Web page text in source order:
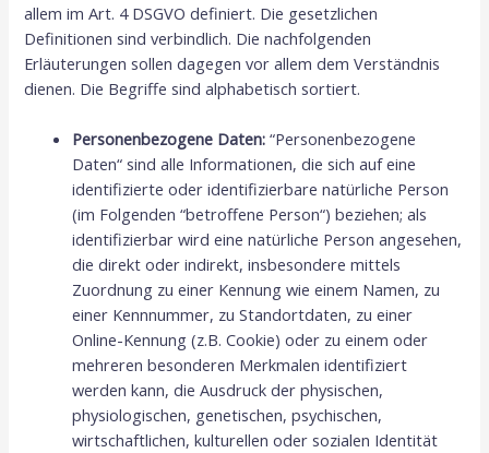
allem im Art. 4 DSGVO definiert. Die gesetzlichen
Definitionen sind verbindlich. Die nachfolgenden
Erläuterungen sollen dagegen vor allem dem Verständnis
dienen. Die Begriffe sind alphabetisch sortiert.
Personenbezogene Daten: “Personenbezogene
Daten“ sind alle Informationen, die sich auf eine
identifizierte oder identifizierbare natürliche Person
(im Folgenden “betroffene Person“) beziehen; als
identifizierbar wird eine natürliche Person angesehen,
die direkt oder indirekt, insbesondere mittels
Zuordnung zu einer Kennung wie einem Namen, zu
einer Kennnummer, zu Standortdaten, zu einer
Online-Kennung (z.B. Cookie) oder zu einem oder
mehreren besonderen Merkmalen identifiziert
werden kann, die Ausdruck der physischen,
physiologischen, genetischen, psychischen,
wirtschaftlichen, kulturellen oder sozialen Identität